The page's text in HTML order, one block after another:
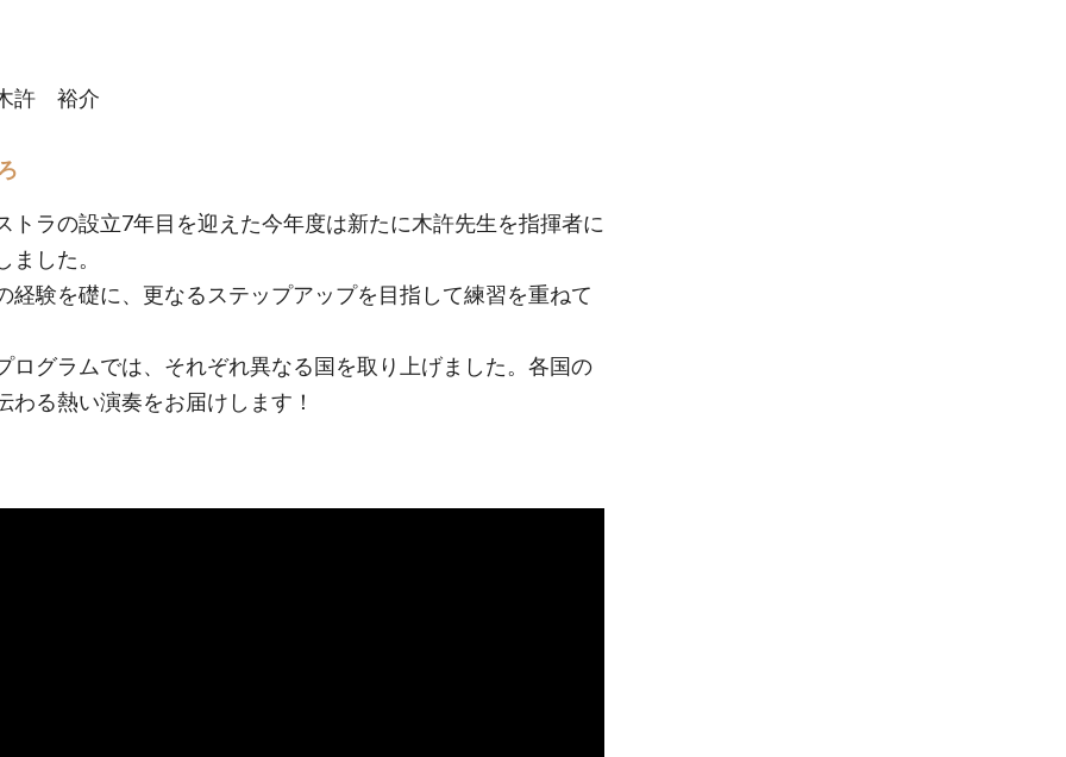
許 裕介
トラの設立7年目を迎えた今年度は新たに木許先生を指揮者に
ました。
経験を礎に、更なるステップアップを目指して練習を重ねて
ログラムでは、それぞれ異なる国を取り上げました。各国の
わる熱い演奏をお届けします！